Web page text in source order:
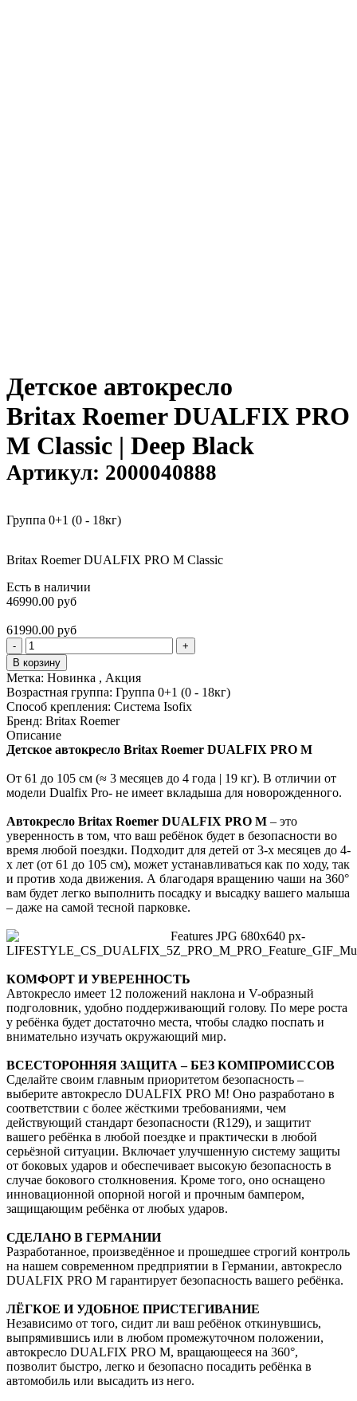
Детское автокресло
Britax Roemer DUALFIX PRO
M Classic | Deep Black
Артикул: 2000040888
Группа 0+1 (0 - 18кг)
Britax Roemer DUALFIX PRO M Classic
Есть в наличии
46990.00 руб
61990.00 руб
-
+
В корзину
Метка: Новинка , Акция
Возрастная группа: Группа 0+1 (0 - 18кг)
Способ крепления: Система Isofix
Бренд: Britax Roemer
Описание
Детское автокресло Britax Roemer DUALFIX PRO M
От 61 до 105 см (≈ 3 месяцев до 4 года | 19 кг). В отличии от
модели Dualfix Pro- не имеет вкладыша для новорожденного.
Автокресло Britax Roemer DUALFIX PRO M – это
уверенность в том, что ваш ребёнок будет в безопасности во
время любой поездки. Подходит для детей от 3-х месяцев до 4-
х лет (от 61 до 105 см), может устанавливаться как по ходу, так
и против хода движения. А благодаря вращению чаши на 360°
вам будет легко выполнить посадку и высадку вашего малыша
– даже на самой тесной парковке.
КОМФОРТ И УВЕРЕННОСТЬ
Автокресло имеет 12 положений наклона и V-образный
подголовник, удобно поддерживающий голову. По мере роста
у ребёнка будет достаточно места, чтобы сладко поспать и
внимательно изучать окружающий мир.
ВСЕСТОРОННЯЯ ЗАЩИТА – БЕЗ КОМПРОМИССОВ
Сделайте своим главным приоритетом безопасность –
выберите автокресло DUALFIX PRO М! Оно разработано в
соответствии с более жёсткими требованиями, чем
действующий стандарт безопасности (R129), и защитит
вашего ребёнка в любой поездке и практически в любой
серьёзной ситуации. Включает улучшенную систему защиты
от боковых ударов и обеспечивает высокую безопасность в
случае бокового столкновения. Кроме того, оно оснащено
инновационной опорной ногой и прочным бампером,
защищающим ребёнка от любых ударов.
СДЕЛАНО В ГЕРМАНИИ
Разработанное, произведённое и прошедшее строгий контроль
на нашем современном предприятии в Германии, автокресло
DUALFIX PRO М гарантирует безопасность вашего ребёнка.
ЛЁГКОЕ И УДОБНОЕ ПРИСТЕГИВАНИЕ
Независимо от того, сидит ли ваш ребёнок откинувшись,
выпрямившись или в любом промежуточном положении,
автокресло DUALFIX PRO М, вращающееся на 360°,
позволит быстро, легко и безопасно посадить ребёнка в
автомобиль или высадить из него.